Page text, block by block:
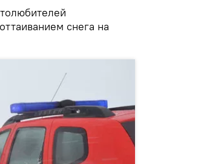
снега на